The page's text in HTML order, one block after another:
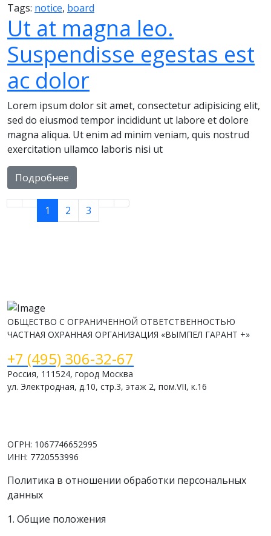
Tags: notice, board
Ut at magna leo.
Suspendisse egestas est
ac dolor
Lorem ipsum dolor sit amet, consectetur adipisicing elit,
sed do eiusmod tempor incididunt ut labore et dolore
magna aliqua. Ut enim ad minim veniam, quis nostrud
exercitation ullamco laboris nisi ut
Подробнее
1 2 3
ОБЩЕСТВО С ОГРАНИЧЕННОЙ ОТВЕТСТВЕННОСТЬЮ
ЧАСТНАЯ ОХРАННАЯ ОРГАНИЗАЦИЯ «ВЫМПЕЛ ГАРАНТ +»
+7 (495) 306-32-67
Россия, 111524, город Москва
ул. Электродная, д.10, стр.3, этаж 2, пом.VII, к.16
ОГРН: 1067746652995
ИНН: 7720553996
Политика в отношении обработки персональных
данных
1. Общие положения